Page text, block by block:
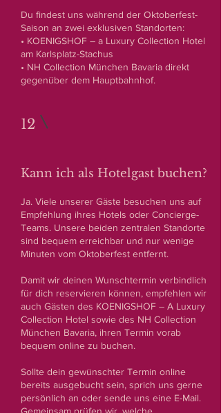
Du findest uns während der Oktoberfest-
Saison an zwei exklusiven Standorten:
• KOENIGSHOF – a Luxury Collection Hotel
am Karlsplatz-Stachus
• NH Collection München Bavaria direkt
gegenüber dem Hauptbahnhof.
12
Kann ich als Hotelgast buchen?
Ja. Viele unserer Gäste besuchen uns auf
Empfehlung ihres Hotels oder Concierge-
Teams. Unsere beiden zentralen Standorte
sind bequem erreichbar und nur wenige
Minuten vom Oktoberfest entfernt.
Damit wir deinen Wunschtermin verbindlich
für dich reservieren können, empfehlen wir
auch Gästen des KOENIGSHOF – A Luxury
Collection Hotel sowie des NH Collection
München Bavaria, ihren Termin vorab
bequem online zu buchen.
Sollte dein gewünschter Termin online
bereits ausgebucht sein, sprich uns gerne
persönlich an oder sende uns eine E-Mail.